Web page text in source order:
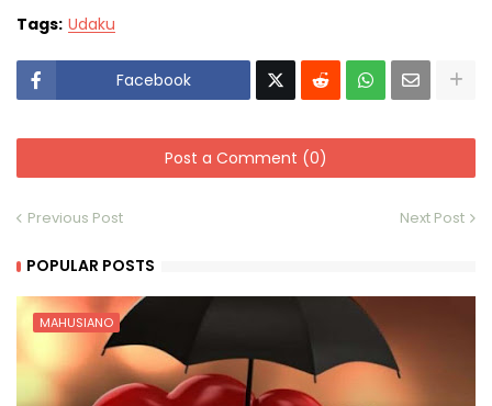
Tags: Udaku
Facebook
Post a Comment (0)
Previous Post Next Post
POPULAR POSTS
MAHUSIANO